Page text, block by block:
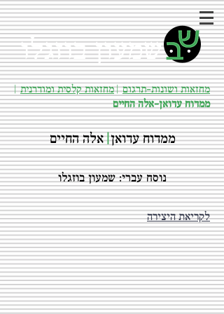
שמעון בוזגלו
מחזאות ושונות-תרגום|מחזאות קלסית ומודרנית|
ממדוח עדואן-אלה החיים
ממדוח עדואן|אלה החיים
נוסח עברי: שמעון בוזגלו
לקריאת היצירה